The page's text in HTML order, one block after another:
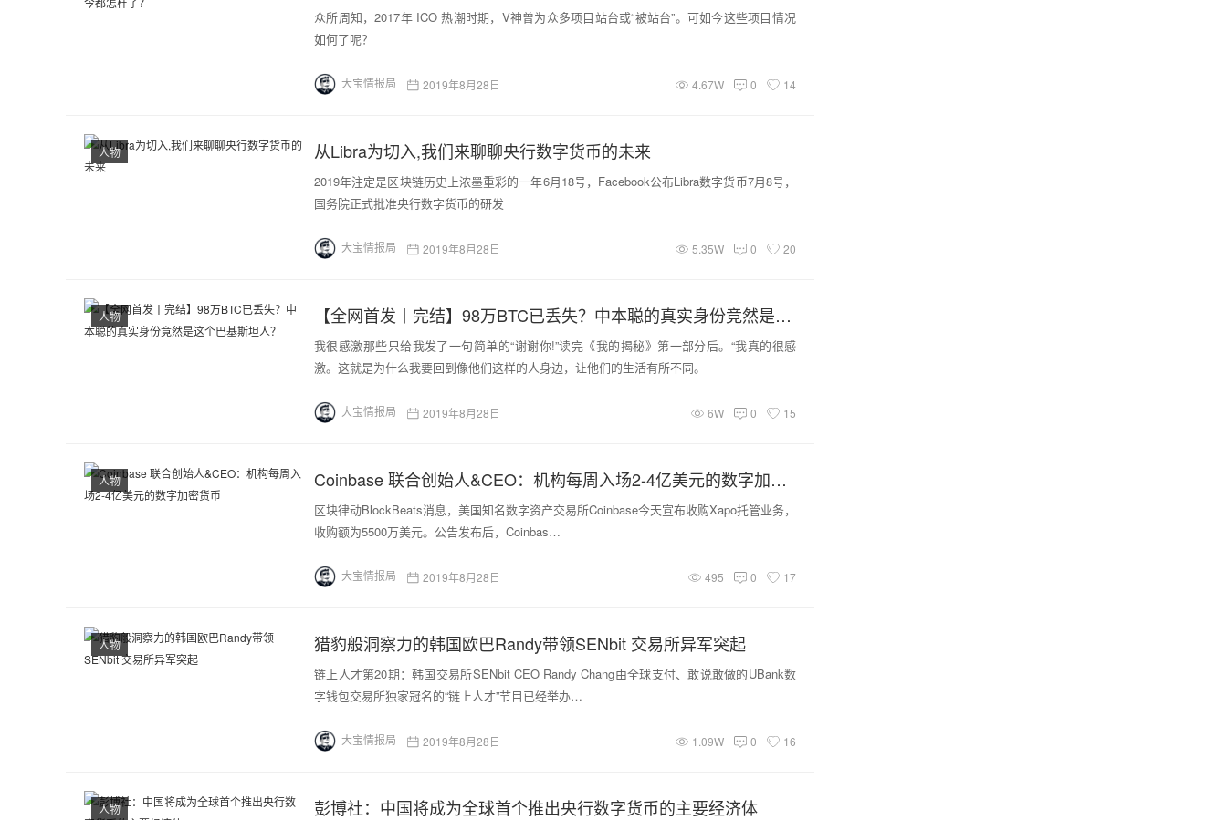
众所周知，2017年 ICO 热潮时期，V神曾为众多项目站台或“被站台”。可如今这些项目情况
如何了呢？
大宝情报局 2019年8月28日 4.67W 0 14
从Libra为切入,我们来聊聊央行数字货币的未来
人物
2019年注定是区块链历史上浓墨重彩的一年6月18号，Facebook公布Libra数字货币7月8号，
国务院正式批准央行数字货币的研发
大宝情报局 2019年8月28日 5.35W 0 20
【全网首发丨完结】98万BTC已丢失？中本聪的真实身份竟然是这个巴基斯坦人？
人物
我很感激那些只给我发了一句简单的“谢谢你!”读完《我的揭秘》第一部分后。“我真的很感
激。这就是为什么我要回到像他们这样的人身边，让他们的生活有所不同。
大宝情报局 2019年8月28日 6W 0 15
Coinbase 联合创始人&CEO：机构每周入场2-4亿美元的数字加密货币
人物
区块律动BlockBeats消息，美国知名数字资产交易所Coinbase今天宣布收购Xapo托管业务，
收购额为5500万美元。公告发布后，Coinbas…
大宝情报局 2019年8月28日 495 0 17
猎豹般洞察力的韩国欧巴Randy带领SENbit 交易所异军突起
人物
链上人才第20期：韩国交易所SENbit CEO Randy Chang由全球支付、敢说敢做的UBank数
字钱包交易所独家冠名的“链上人才”节目已经举办…
大宝情报局 2019年8月28日 1.09W 0 16
彭博社：中国将成为全球首个推出央行数字货币的主要经济体
人物